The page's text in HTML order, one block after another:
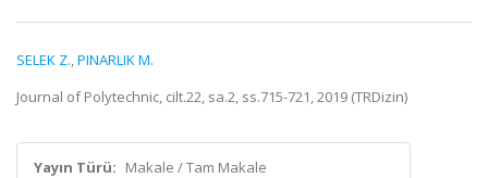
SELEK Z.,PINARLIK M.
Journal of Polytechnic, cilt.22, sa.2, ss.715-721, 2019 (TRDizin)
Yayın Türü: Makale / Tam Makale